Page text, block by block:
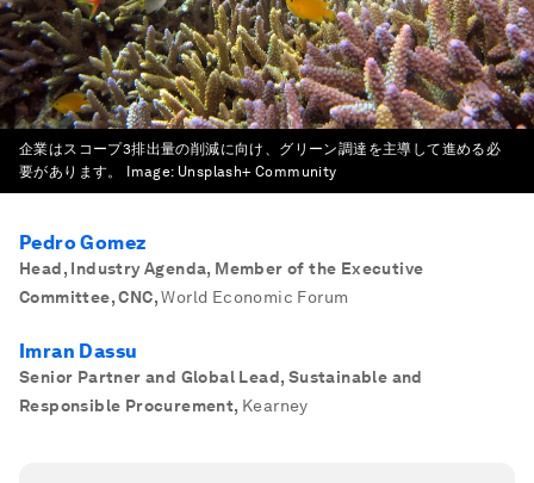
企業はスコープ3排出量の削減に向け、グリーン調達を主導して進める必
要があります。
Image: Unsplash+ Community
Pedro Gomez
Head, Industry Agenda, Member of the Executive
Committee, CNC, World Economic Forum
Imran Dassu
Senior Partner and Global Lead, Sustainable and
Responsible Procurement, Kearney